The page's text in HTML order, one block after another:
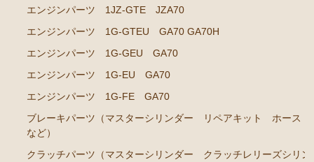
エンジンパーツ 2JZ-GE JZA80
ソアラ GZ10 MZ10 MZ11 MZ12
エンジンパーツ 5M-GEU MZ11
エンジンパーツ 1G-GEU GZ10
エンジンパーツ 1G-EU GZ10
エンジンパーツ 1JZ-GTE JZA70
エンジンパーツ 1G-GTEU GA70 GA70H
エンジンパーツ 1G-GEU GA70
エンジンパーツ 1G-EU GA70
エンジンパーツ 1G-FE GA70
ブレーキパーツ（マスターシリンダー リペアキット ホース
など）
クラッチパーツ（マスターシリンダー クラッチレリーズシリン